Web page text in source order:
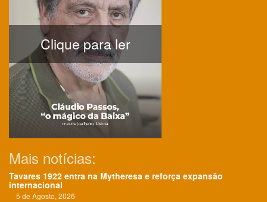
Clique para ler
Mais notícias:
Tavares 1922 entra na Mytheresa e reforça expansão
internacional
5 de Agosto, 2026